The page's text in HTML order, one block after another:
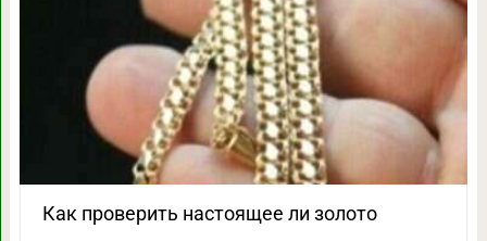
Как проверить настоящее ли золото